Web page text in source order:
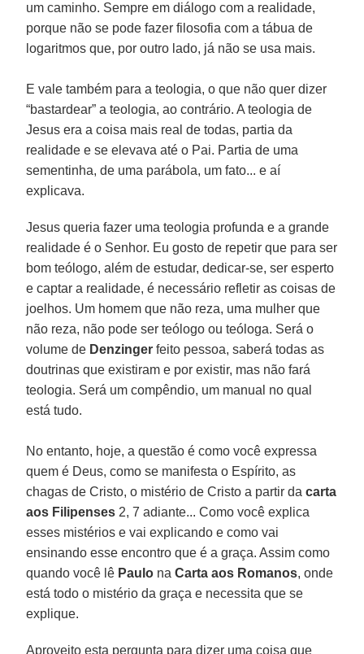
um caminho. Sempre em diálogo com a realidade,
porque não se pode fazer filosofia com a tábua de
logaritmos que, por outro lado, já não se usa mais.
E vale também para a teologia, o que não quer dizer
“bastardear” a teologia, ao contrário. A teologia de
Jesus era a coisa mais real de todas, partia da
realidade e se elevava até o Pai. Partia de uma
sementinha, de uma parábola, um fato... e aí
explicava.
Jesus queria fazer uma teologia profunda e a grande
realidade é o Senhor. Eu gosto de repetir que para ser
bom teólogo, além de estudar, dedicar-se, ser esperto
e captar a realidade, é necessário refletir as coisas de
joelhos. Um homem que não reza, uma mulher que
não reza, não pode ser teólogo ou teóloga. Será o
volume de Denzinger feito pessoa, saberá todas as
doutrinas que existiram e por existir, mas não fará
teologia. Será um compêndio, um manual no qual
está tudo.
No entanto, hoje, a questão é como você expressa
quem é Deus, como se manifesta o Espírito, as
chagas de Cristo, o mistério de Cristo a partir dacarta
aos Filipenses 2, 7 adiante... Como você explica
esses mistérios e vai explicando e como vai
ensinando esse encontro que é a graça. Assim como
quando você lê Paulo naCarta aos Romanos, onde
está todo o mistério da graça e necessita que se
explique.
Aproveito esta pergunta para dizer uma coisa que